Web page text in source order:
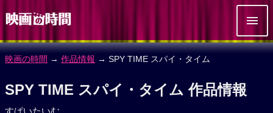
映画の時間 → 作品情報 → SPY TIME スパイ・タイム
SPY TIME スパイ・タイム 作品情報
すぱいたいむ